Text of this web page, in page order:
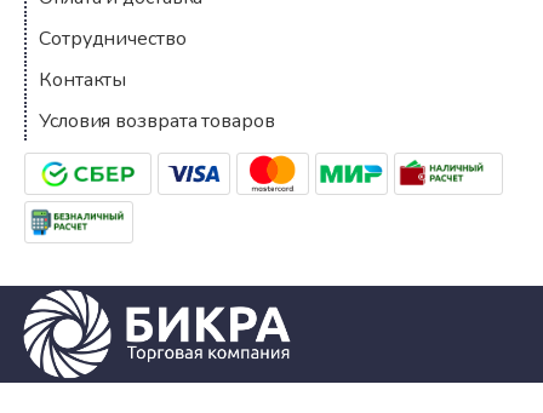
Сотрудничество
Контакты
Условия возврата товаров